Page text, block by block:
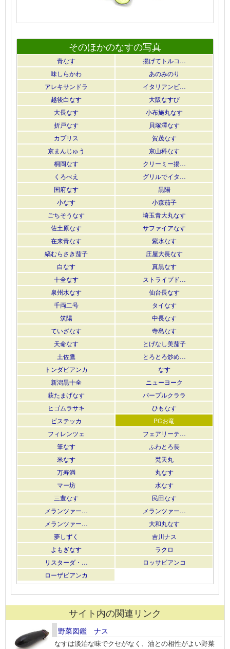
そのほかのなすの写真
青なす
揚げてトルコ…
味しらかわ
あのみのり
アレキサンドラ
イタリアンビ…
越後白なす
大阪なすび
大長なす
小布施丸なす
折戸なす
貝塚澤なす
カプリス
賀茂なす
京まんじゅう
京山科なす
桐岡なす
クリーミー揚…
くろべえ
グリルでイタ…
国府なす
黒陽
小なす
小森茄子
ごちそうなす
埼玉青大丸なす
佐土原なす
サファイアなす
在来青なす
紫水なす
縞むらさき茄子
庄屋大長なす
白なす
真黒なす
十全なす
ストライプド…
泉州水なす
仙台長なす
千両二号
タイなす
筑陽
中長なす
ていざなす
寺島なす
天命なす
とげなし美茄子
土佐鷹
とろとろ炒め…
トンダビアンカ
なす
新潟黒十全
ニューヨーク
萩たまげなす
パープルクララ
ヒゴムラサキ
ひもなす
ビステッカ
PCお竜
フィレンツェ
フェアリーテ…
筆なす
ふわとろ長
米なす
梵天丸
万寿満
丸なす
マー坊
水なす
三豊なす
民田なす
メランツァー…
メランツァー…
メランツァー…
大和丸なす
夢しずく
吉川ナス
よもぎなす
ラクロ
リスターダ・…
ロッサビアンコ
ローザビアンカ
サイト内の関連リンク
野菜図鑑 ナス
なすは淡泊な味でクセがなく、油との相性がよい野菜